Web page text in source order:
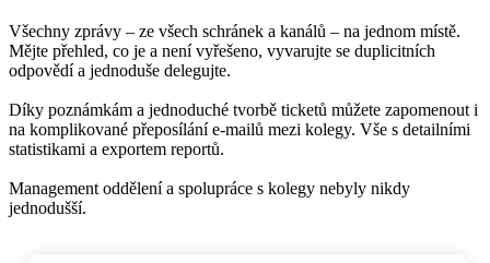
Všechny zprávy – ze všech schránek a kanálů – na jednom místě.
Mějte přehled, co je a není vyřešeno, vyvarujte se duplicitních
odpovědí a jednoduše delegujte.
Díky poznámkám a jednoduché tvorbě ticketů můžete zapomenout i
na komplikované přeposílání e-mailů mezi kolegy. Vše s detailními
statistikami a exportem reportů.
Management oddělení a spolupráce s kolegy nebyly nikdy
jednodušší.